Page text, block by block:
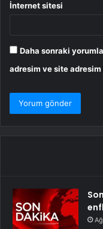
İnternet sitesi
Daha sonraki
adresim ve site